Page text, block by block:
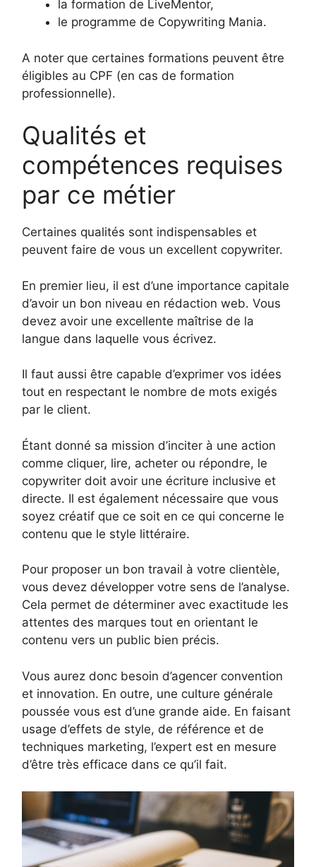
la formation de LiveMentor,
le programme de Copywriting Mania.
A noter que certaines formations peuvent être
éligibles au CPF (en cas de formation
professionnelle).
Qualités et
compétences requises
par ce métier
Certaines qualités sont indispensables et
peuvent faire de vous un excellent copywriter.
En premier lieu, il est d’une importance capitale
d’avoir un bon niveau en rédaction web. Vous
devez avoir une excellente maîtrise de la
langue dans laquelle vous écrivez.
Il faut aussi être capable d’exprimer vos idées
tout en respectant le nombre de mots exigés
par le client.
Étant donné sa mission d’inciter à une action
comme cliquer, lire, acheter ou répondre, le
copywriter doit avoir une écriture inclusive et
directe. Il est également nécessaire que vous
soyez créatif que ce soit en ce qui concerne le
contenu que le style littéraire.
Pour proposer un bon travail à votre clientèle,
vous devez développer votre sens de l’analyse.
Cela permet de déterminer avec exactitude les
attentes des marques tout en orientant le
contenu vers un public bien précis.
Vous aurez donc besoin d’agencer convention
et innovation. En outre, une culture générale
poussée vous est d’une grande aide. En faisant
usage d’effets de style, de référence et de
techniques marketing, l’expert est en mesure
d’être très efficace dans ce qu’il fait.